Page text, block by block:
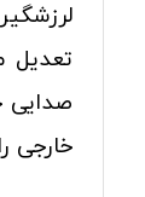
تعدیل
خارجی